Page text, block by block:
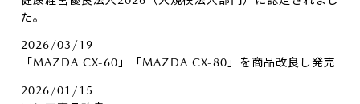
た。
2026/03/19
「MAZDA CX-60」「MAZDA CX-80」を商品改良し発売
2026/01/15